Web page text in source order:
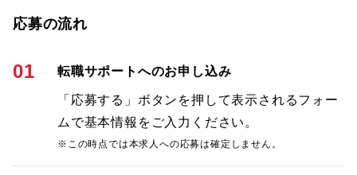
応募の流れ
01 転職サポートへのお申し込み
「応募する」ボタンを押して表示されるフォー
ムで基本情報をご入力ください。
※この時点では本求人への応募は確定しません。